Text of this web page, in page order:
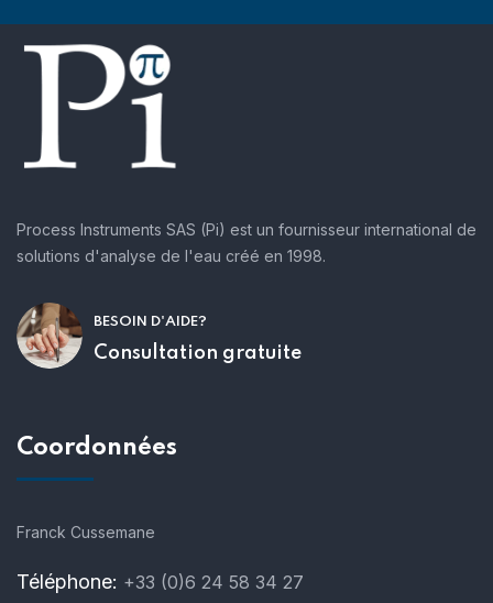
Process Instruments SAS (Pi) est un fournisseur international de
solutions d'analyse de l'eau créé en 1998.
BESOIN D'AIDE?
Consultation gratuite
Coordonnées
Franck Cussemane
Téléphone: +33 (0)6 24 58 34 27